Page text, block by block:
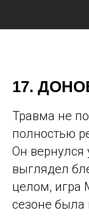
17.
Травма не
полностью
Он вернулся
выглядел
целом, игра
сезоне